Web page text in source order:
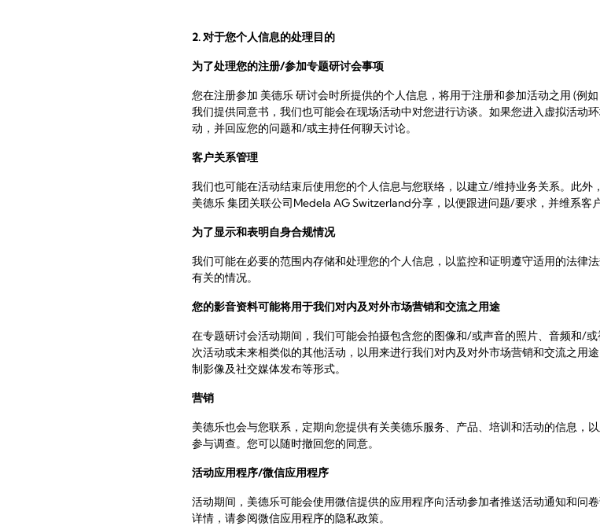
2. 对于您个人信息的处理目的
为了处理您的注册/参加专题研讨会事项
您在注册参加 美德乐 研讨会时所提供的个人信息，将用于注册和参加活动之用 (例
我们提供同意书，我们也可能会在现场活动中对您进行访谈。如果您进入虚拟活动
动，并回应您的问题和/或主持任何聊天讨论。
客户关系管理
我们也可能在活动结束后使用您的个人信息与您联络，以建立/维持业务关系。此
美德乐 集团关联公司Medela AG Switzerland分享，以便跟进问题/要求，并维系客户
为了显示和表明自身合规情况
我们可能在必要的范围内存储和处理您的个人信息，以监控和证明遵守适用的法律
有关的情况。
您的影音资料可能将用于我们对内及对外市场营销和交流之用途
在专题研讨会活动期间，我们可能会拍摄包含您的图像和/或声音的照片、音频和/
次活动或未来相类似的其他活动，以用来进行我们对内及对外市场营销和交流之用
制影像及社交媒体发布等形式。
营销
美德乐也会与您联系，定期向您提供有关美德乐服务、产品、培训和活动的信息，
参与调查。您可以随时撤回您的同意。
活动应用程序/微信应用程序
活动期间，美德乐可能会使用微信提供的应用程序向活动参加者推送活动通知和问
详情，请参阅微信应用程序的隐私政策。